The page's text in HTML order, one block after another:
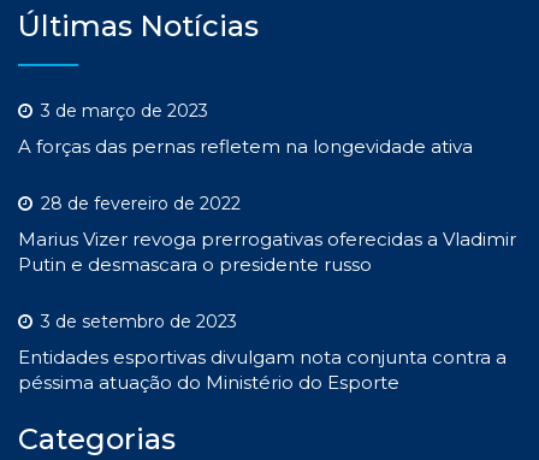
Últimas Notícias
3 de março de 2023
A forças das pernas refletem na longevidade ativa
28 de fevereiro de 2022
Marius Vizer revoga prerrogativas oferecidas a Vladimir
Putin e desmascara o presidente russo
3 de setembro de 2023
Entidades esportivas divulgam nota conjunta contra a
péssima atuação do Ministério do Esporte
Categorias